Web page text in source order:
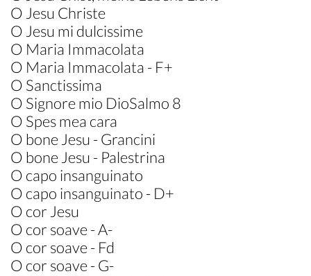
O Jesu Christe
O Jesu mi dulcissime
O Maria Immacolata
O Maria Immacolata - F+
O Sanctissima
O Signore mio DioSalmo 8
O Spes mea cara
O bone Jesu - Grancini
O bone Jesu - Palestrina
O capo insanguinato
O capo insanguinato - D+
O cor Jesu
O cor soave - A-
O cor soave - Fd
O cor soave - G-